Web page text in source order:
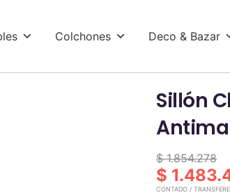
Colchones Deco & Bazar
Sillón
$ 1.854.278
$
CONTADO /